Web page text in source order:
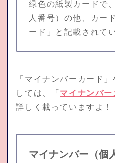
緑色の紙製カードで
人番号）の他、カー
ード」と記載されて
「マイナンバーカード
しては、「マイナンバー
詳しく載っていますよ！
マイナンバー（個